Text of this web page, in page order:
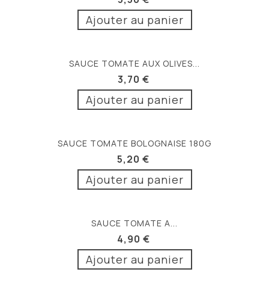
Ajouter au panier
SAUCE TOMATE AUX OLIVES...
3,70 €
Ajouter au panier
SAUCE TOMATE BOLOGNAISE 180G
5,20 €
Ajouter au panier
SAUCE TOMATE A...
4,90 €
Ajouter au panier